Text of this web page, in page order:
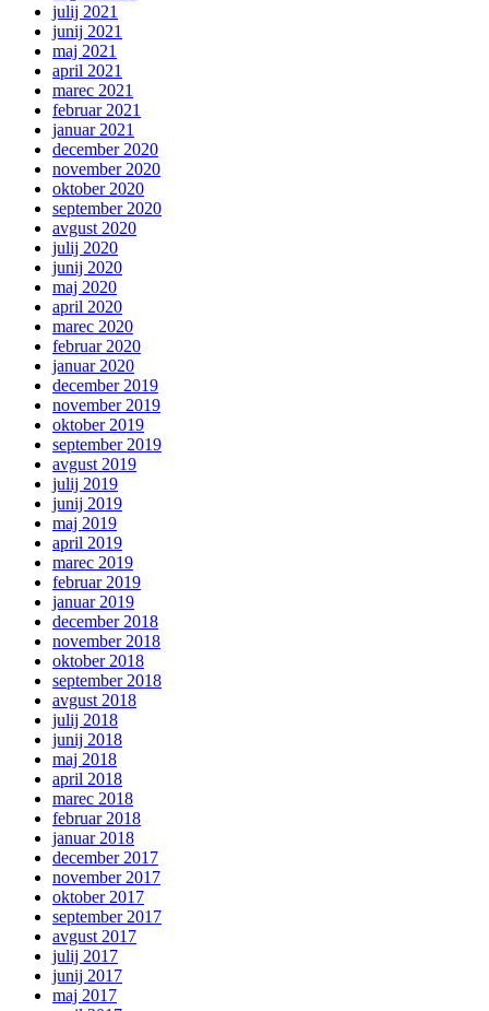
julij 2021
junij 2021
maj 2021
april 2021
marec 2021
februar 2021
januar 2021
december 2020
november 2020
oktober 2020
september 2020
avgust 2020
julij 2020
junij 2020
maj 2020
april 2020
marec 2020
februar 2020
januar 2020
december 2019
november 2019
oktober 2019
september 2019
avgust 2019
julij 2019
junij 2019
maj 2019
april 2019
marec 2019
februar 2019
januar 2019
december 2018
november 2018
oktober 2018
september 2018
avgust 2018
julij 2018
junij 2018
maj 2018
april 2018
marec 2018
februar 2018
januar 2018
december 2017
november 2017
oktober 2017
september 2017
avgust 2017
julij 2017
junij 2017
maj 2017